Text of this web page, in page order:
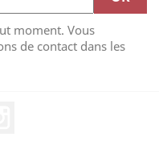
moment. Vous
de contact dans les